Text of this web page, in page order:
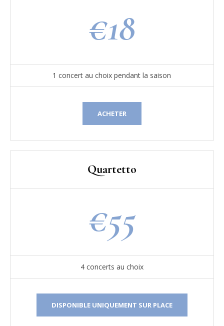
€18
1 concert au choix pendant la saison
ACHETER
Quartetto
€55
4 concerts au choix
DISPONIBLE UNIQUEMENT SUR PLACE